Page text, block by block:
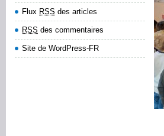
Flux RSS des articles
RSS des commentaires
Site de WordPress-FR